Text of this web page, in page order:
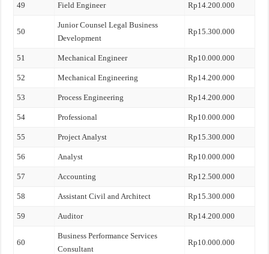
49 Field Engineer Rp14.200.000
50
Junior Counsel Legal Business
Development
Rp15.300.000
51 Mechanical Engineer Rp10.000.000
52 Mechanical Engineering Rp14.200.000
53 Process Engineering Rp14.200.000
54 Professional Rp10.000.000
55 Project Analyst Rp15.300.000
56 Analyst Rp10.000.000
57 Accounting Rp12.500.000
58 Assistant Civil and Architect Rp15.300.000
59 Auditor Rp14.200.000
60
Business Performance Services
Consultant
Rp10.000.000